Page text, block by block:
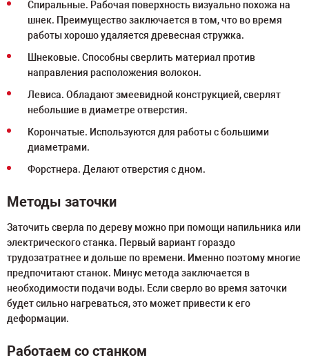
Спиральные. Рабочая поверхность визуально похожа на
шнек. Преимущество заключается в том, что во время
работы хорошо удаляется древесная стружка.
Шнековые. Способны сверлить материал против
направления расположения волокон.
Левиса. Обладают змеевидной конструкцией, сверлят
небольшие в диаметре отверстия.
Корончатые. Используются для работы с большими
диаметрами.
Форстнера. Делают отверстия с дном.
Методы заточки
Заточить сверла по дереву можно при помощи напильника или
электрического станка. Первый вариант гораздо
трудозатратнее и дольше по времени. Именно поэтому многие
предпочитают станок. Минус метода заключается в
необходимости подачи воды. Если сверло во время заточки
будет сильно нагреваться, это может привести к его
деформации.
Работаем со станком